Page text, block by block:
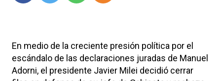
En medio de la creciente presión política por el
escándalo de las declaraciones juradas de Manuel
Adorni, el presidente Javier Milei decidió cerrar